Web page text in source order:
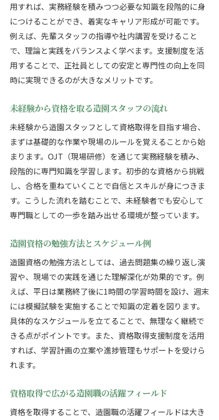
用すれば、実務経験を積みつつ必要な知識を段階的に身
につけることができ、着実なキャリア形成が可能です。
例えば、先輩スタッフの指導や社内講習を受けること
で、理論と実践をバランスよく学べます。支援制度を活
用することで、正社員としての安定と専門性の向上を同
時に実現できるのが大きなメリットです。
未経験から資格を取る造園スタッフの流れ
未経験から造園スタッフとして資格取得を目指す場合、
まずは基礎的な作業や現場のルールを覚えることから始
まります。OJT（現場研修）を通じて実務経験を積み、
段階的に専門知識を学習します。初歩的な資格から挑戦
し、合格を重ねていくことで自信とスキルが身につきま
す。こうした流れを踏むことで、未経験者でも安心して
専門職としての一歩を踏み出せる環境が整っています。
造園資格の勉強方法とスケジュール例
造園資格の勉強方法としては、過去問題集の繰り返し演
習や、現場での実践を通じた理解深化が効果的です。例
えば、平日は業務終了後に1時間の学習時間を設け、週末
には模擬試験を実施することで知識の定着を図ります。
具体的なスケジュールを立てることで、無理なく継続で
きる点がポイントです。また、資格取得支援制度を活用
すれば、学習計画の立案や進捗管理もサポートを受けら
れます。
資格取得で広がる造園職の活躍フィールド
資格を取得することで、造園職の活躍フィールドは大き